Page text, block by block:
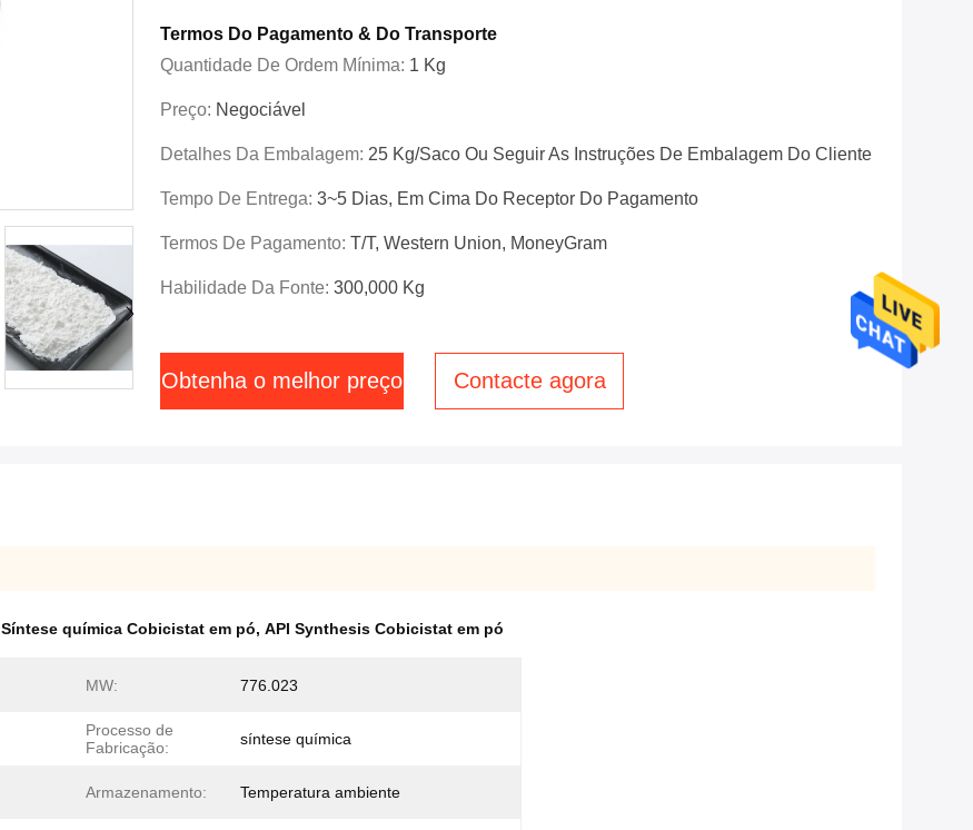
Termos Do Pagamento & Do Transporte
Quantidade De Ordem Mínima: 1 Kg
Preço: Negociável
Detalhes Da Embalagem: 25 Kg/saco Ou Seguir As Instruções De Embalagem Do Cliente
Tempo De Entrega: 3~5 Dias, Em Cima Do Receptor Do Pagamento
Termos De Pagamento: T/T, Western Union, MoneyGram
Habilidade Da Fonte: 300,000 Kg
Obtenha o melhor preço Contacte agora
Síntese química Cobicistat em pó, API Synthesis Cobicistat em pó
MW: 776.023
Processo de
Fabricação:
síntese química
Armazenamento: Temperatura ambiente